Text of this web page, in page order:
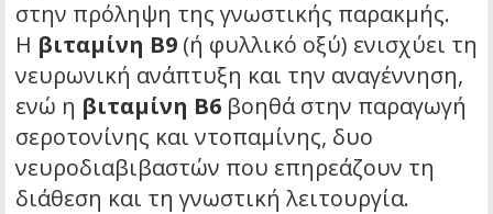
στην πρόληψη της γνωστικής παρακμής.
Η βιταμίνη Β9 (ή φυλλικό οξύ) ενισχύει τη
νευρωνική ανάπτυξη και την αναγέννηση,
ενώ η βιταμίνη Β6 βοηθά στην παραγωγή
σεροτονίνης και ντοπαμίνης, δυο
νευροδιαβιβαστών που επηρεάζουν τη
διάθεση και τη γνωστική λειτουργία.